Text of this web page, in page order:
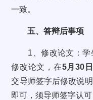
一致。
五、答辩后事项
1、修改论文：学
修改论文，在5月30
交导师签字后修改说
即可，须导师签字认